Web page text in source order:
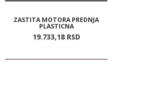
ZASTITA MOTORA PREDNJA
PLASTICNA
19.733,18 RSD